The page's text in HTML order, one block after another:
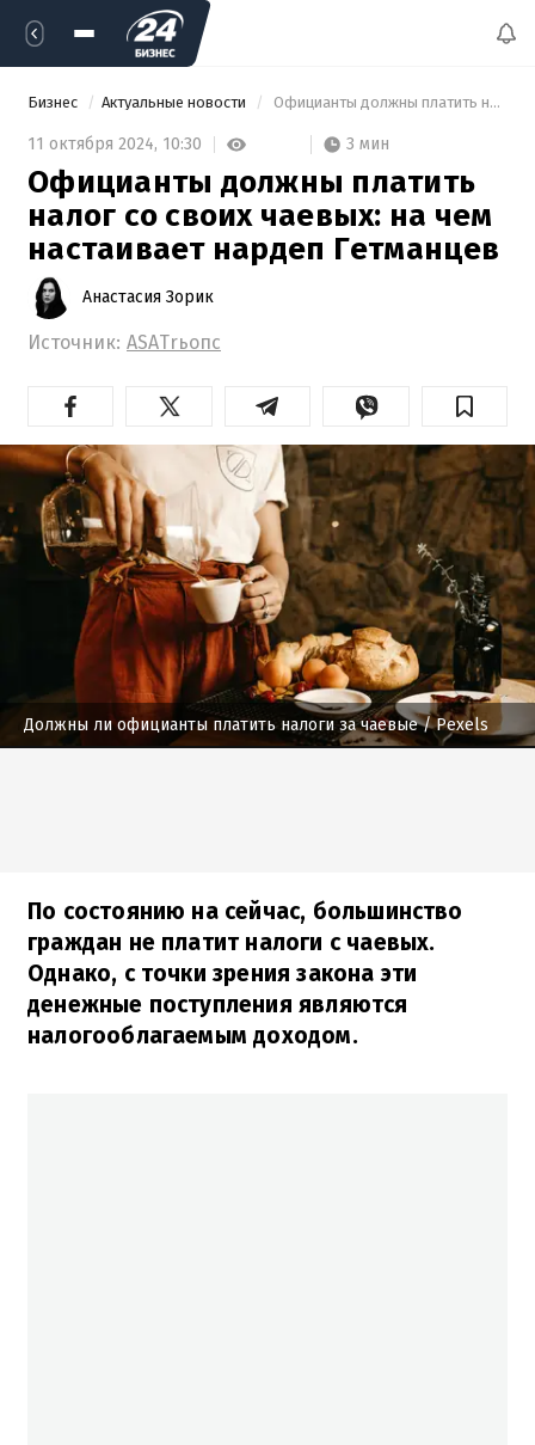
Бизнес Актуальные новости Официанты должны платить налог со своих чаевых: на чем настаивает нардеп Гетманцев
11 октября 2024, 10:30 3 мин
Официанты должны платить
налог со своих чаевых: на чем
настаивает нардеп Гетманцев
Анастасия Зорик
Источник: ASATrьопс
Должны ли официанты платить налоги за чаевые/ Pexels
По состоянию на сейчас, большинство
граждан не платит налоги с чаевых.
Однако, с точки зрения закона эти
денежные поступления являются
налогооблагаемым доходом.